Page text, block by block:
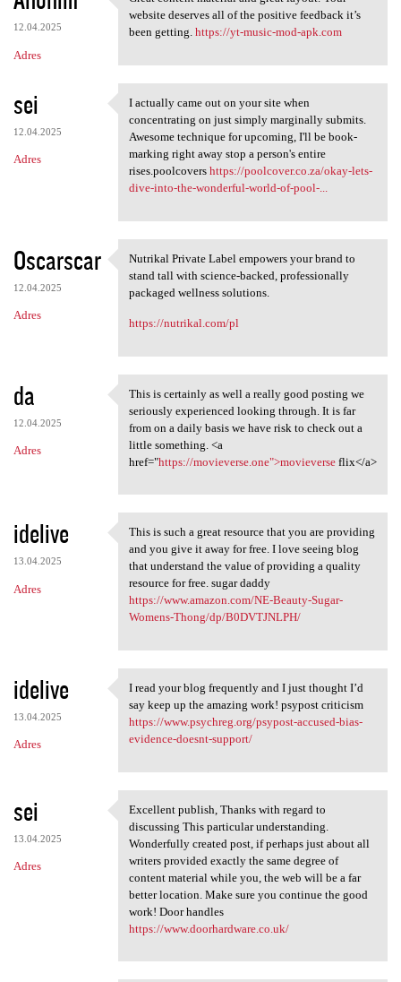
12.04.2025
Adres
Great content material and
website deserves all of the positive feedback it’s
been getting. https://yt-music-mod-apk.com
sei
12.04.2025
Adres
I actually came out on your
I actually came out on your site when
concentrating on just simply marginally submits.
Awesome technique for upcoming, I'll be book-
marking right away stop a person's entire
rises.poolcovers https://poolcover.co.za/okay-lets-
dive-into-the-wonderful-world-of-pool-...
Oscarscar
12.04.2025
Adres
Nutrikal Private Label
Nutrikal Private Label empowers your brand to
stand tall with science-backed, professionally
packaged wellness solutions.
https://nutrikal.com/pl
da
12.04.2025
Adres
This is certainly as well a
This is certainly as well a really good posting we
seriously experienced looking through. It is far
from on a daily basis we have risk to check out a
little something. <a
href="https://movieverse.one">movieverseflix</a>
idelive
13.04.2025
Adres
This is such a great resource
This is such a great resource that you are providing
and you give it away for free. I love seeing blog
that understand the value of providing a quality
resource for free. sugar daddy
https://www.amazon.com/NE-Beauty-Sugar-
Womens-Thong/dp/B0DVTJNLPH/
idelive
13.04.2025
Adres
I read your blog frequently
I read your blog frequently and I just thought I’d
say keep up the amazing work! psypost criticism
https://www.psychreg.org/psypost-accused-bias-
evidence-doesnt-support/
sei
13.04.2025
Adres
Excellent publish, Thanks
Excellent publish, Thanks with regard to
discussing This particular understanding.
Wonderfully created post, if perhaps just about all
writers provided exactly the same degree of
content material while you, the web will be a far
better location. Make sure you continue the good
work! Door handles
https://www.doorhardware.co.uk/